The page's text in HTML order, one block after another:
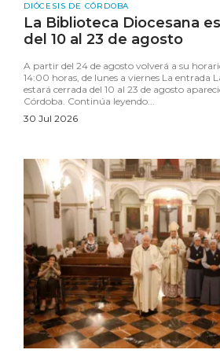
DIÓCESIS DE CÓRDOBA
La Biblioteca Diocesana
del 10 al 23 de agosto
A partir del 24 de agosto volverá a su
14:00 horas, de lunes a viernes La entrada
estará cerrada del 10 al 23 de agosto
Córdoba. Continúa leyendo...
30 Jul 2026